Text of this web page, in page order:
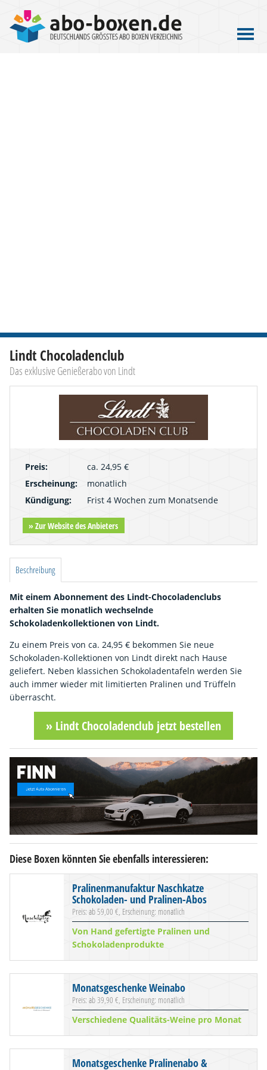
Lindt Chocoladenclub
Das exklusive Genießerabo von Lindt
Preis:
ca. 24,95 €
Erscheinung:
monatlich
Kündigung:
Frist 4 Wochen zum Monatsende
» Zur Website des Anbieters
Beschreibung
Mit einem Abonnement des Lindt-Chocoladenclubs
erhalten Sie monatlich wechselnde
Schokoladenkollektionen von Lindt.
Zu einem Preis von ca. 24,95 € bekommen Sie neue
Schokoladen-Kollektionen von Lindt direkt nach Hause
geliefert. Neben klassichen Schokoladentafeln werden Sie
auch immer wieder mit limitierten Pralinen und Trüffeln
überrascht.
» Lindt Chocoladenclub jetzt bestellen
Diese Boxen könnten Sie ebenfalls interessieren:
Pralinenmanufaktur Naschkatze
Schokoladen- und Pralinen-Abos
Preis: ab 59,00 €, Erscheinung: monatlich
Von Hand gefertigte Pralinen und
Schokoladenprodukte
Monatsgeschenke Weinabo
Preis: ab 39,90 €, Erscheinung: monatlich
Verschiedene Qualitäts-Weine pro Monat
Monatsgeschenke Pralinenabo &